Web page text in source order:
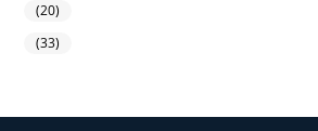
(20)
(33)